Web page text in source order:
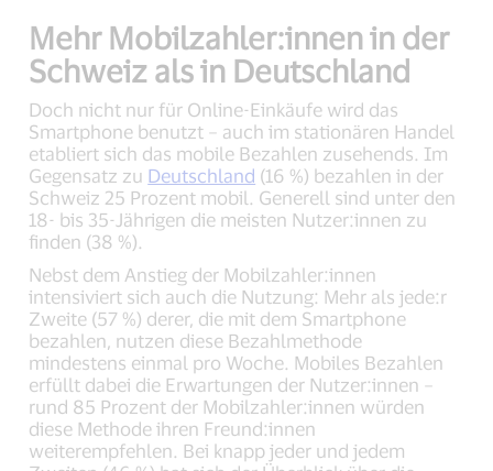
Mehr Mobilzahler:innen in der
Schweiz als in Deutschland
Doch nicht nur für Online-Einkäufe wird das
Smartphone benutzt – auch im stationären Handel
etabliert sich das mobile Bezahlen zusehends. Im
Gegensatz zu Deutschland (16 %) bezahlen in der
Schweiz 25 Prozent mobil. Generell sind unter den
18- bis 35-Jährigen die meisten Nutzer:innen zu
finden (38 %).
Nebst dem Anstieg der Mobilzahler:innen
intensiviert sich auch die Nutzung: Mehr als jede:r
Zweite (57 %) derer, die mit dem Smartphone
bezahlen, nutzen diese Bezahlmethode
mindestens einmal pro Woche. Mobiles Bezahlen
erfüllt dabei die Erwartungen der Nutzer:innen –
rund 85 Prozent der Mobilzahler:innen würden
diese Methode ihren Freund:innen
weiterempfehlen. Bei knapp jeder und jedem